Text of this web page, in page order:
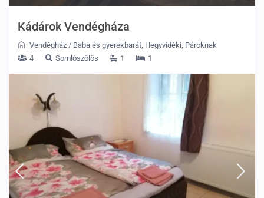
Kádárok Vendégháza
Vendégház / Baba és gyerekbarát Hegyvidéki Pároknak
4
Somlószőlős 1 1